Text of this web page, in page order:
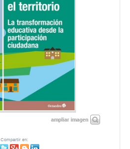
ampliar imagen
Compartir en: